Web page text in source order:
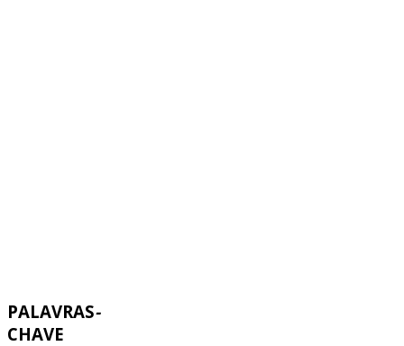
PALAVRAS-
CHAVE